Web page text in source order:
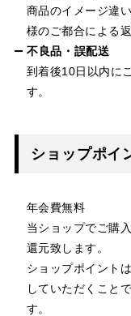
商品のイメージ違
様のご都合による
不良品・誤配送
到着後10日以内に
す。
ショップポイ
年会費無料
当ショップでご購
還元致します。
ショップポイント
していただくこと
す。